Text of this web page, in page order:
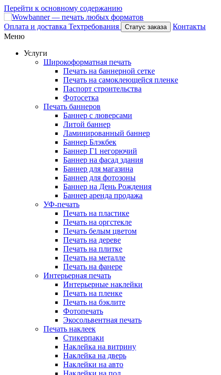
Перейти к основному содержанию
Оплата и доставка Техтребования Статус заказа
Контакты
Меню
Услуги
Широкоформатная печать
Печать на баннерной сетке
Печать на самоклеющейся пленке
Паспорт строительства
Фотосетка
Печать баннеров
Баннер с люверсами
Литой баннер
Ламинированный баннер
Баннер Блэкбек
Баннер Г1 негорючий
Баннер на фасад здания
Баннер для магазина
Баннер для фотозоны
Баннер на День Рождения
Баннер аренда продажа
УФ-печать
Печать на пластике
Печать на оргстекле
Печать белым цветом
Печать на дереве
Печать на плитке
Печать на металле
Печать на фанере
Интерьерная печать
Интерьерные наклейки
Печать на пленке
Печать на бэклите
Фотопечать
Экосольвентная печать
Печать наклеек
Стикерпаки
Наклейка на витрину
Наклейка на дверь
Наклейки на авто
Наклейки на пол